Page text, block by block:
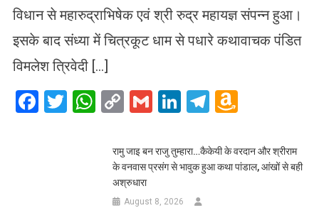
विधान से महारुद्राभिषेक एवं श्री रुद्र महायज्ञ संपन्न हुआ।
इसके बाद संध्या में चित्रकूट धाम से पधारे कथावाचक पंडित
विमलेश त्रिवेदी […]
Facebook
Twitter
WhatsApp
CopyGmailLinkedIn
Telegram
List
रामु जाइ बन राजु तुम्हारा…कैकेयी के वरदान और श्रीराम
के वनवास प्रसंग से भावुक हुआ कथा पांडाल, आंखों से बही
अश्रुधारा
August 8, 2026